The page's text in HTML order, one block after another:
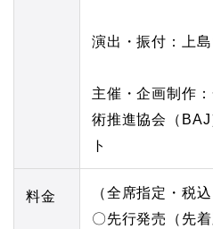
演出・振付：上
主催・企画制作
術推進協会（
ト
料金
（全席指定・税込
〇先行発売（先着